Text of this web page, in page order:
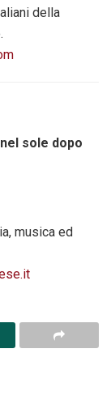
della
sole dopo
musica ed